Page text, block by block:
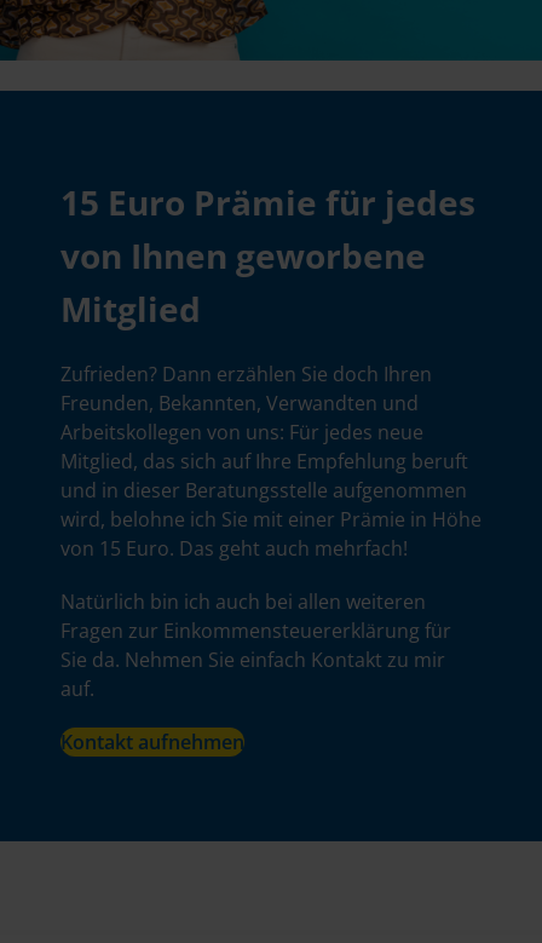
15 Euro Prämie für jedes
von Ihnen geworbene
Mitglied
Zufrieden? Dann erzählen Sie doch Ihren
Freunden, Bekannten, Verwandten und
Arbeitskollegen von uns: Für jedes neue
Mitglied, das sich auf Ihre Empfehlung beruft
und in dieser Beratungsstelle aufgenommen
wird, belohne ich Sie mit einer Prämie in Höhe
von 15 Euro. Das geht auch mehrfach!
Natürlich bin ich auch bei allen weiteren
Fragen zur Einkommensteuererklärung für
Sie da. Nehmen Sie einfach Kontakt zu mir
auf.
Kontakt aufnehmen